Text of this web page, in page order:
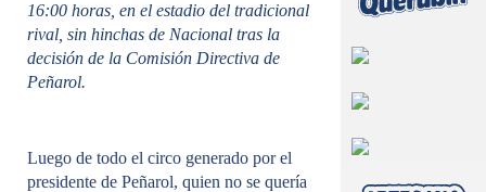
16:00 horas, en el estadio del tradicional
rival, sin hinchas de Nacional tras la
decisión de la Comisión Directiva de
Peñarol.
Luego de todo el circo generado por el
presidente de Peñarol, quien no se quería